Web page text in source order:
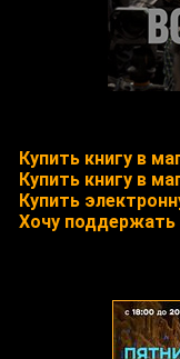
Купить книгу в
Купить книгу в
Купить
Хочу поддержать